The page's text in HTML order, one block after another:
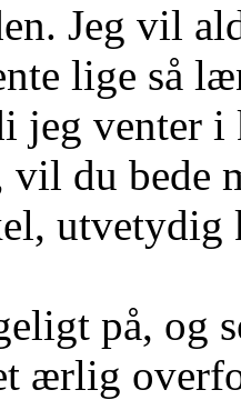
Jeg vil
lige så
jeg venter
du bede
utvetydig
på, og
ærlig